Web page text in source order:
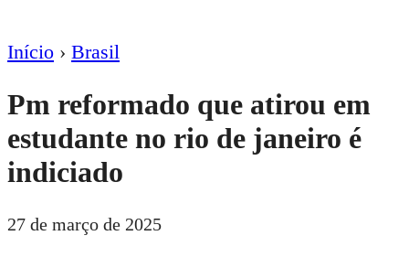
Início › Brasil
Pm reformado que atirou em
estudante no rio de janeiro é
indiciado
27 de março de 2025